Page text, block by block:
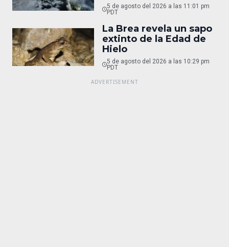
5 de agosto del 2026 a las 11:01 pm
PDT
La Brea revela un sapo
extinto de la Edad de
Hielo
5 de agosto del 2026 a las 10:29 pm
PDT